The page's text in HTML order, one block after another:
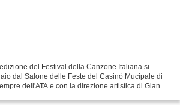
del Festival della Canzone Italiana si
dal Salone delle Feste del Casinò Mucipale di
dell'ATA e con la direzione artistica di Gianni